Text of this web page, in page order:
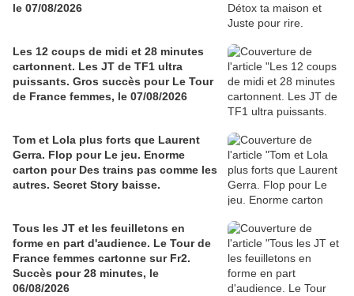
le 07/08/2026
Les 12 coups de midi et 28 minutes
cartonnent. Les JT de TF1 ultra
puissants. Gros succès pour Le Tour
de France femmes, le 07/08/2026
Tom et Lola plus forts que Laurent
Gerra. Flop pour Le jeu. Enorme
carton pour Des trains pas comme les
autres. Secret Story baisse.
Tous les JT et les feuilletons en
forme en part d'audience. Le Tour de
France femmes cartonne sur Fr2.
Succès pour 28 minutes, le
06/08/2026